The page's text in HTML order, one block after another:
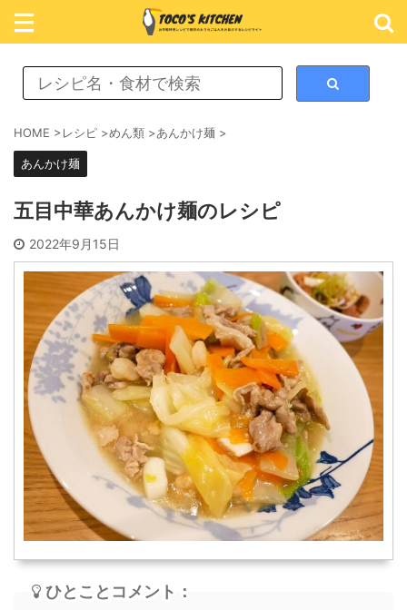
レシピ検索
ごはん
めん類
スイーツ
スープ
軽食
HOME >レシピ >めん類 >あんかけ麺 >
あんかけ麺
五目中華あんかけ麺のレシピ
2022年9月15日
ひとことコメント：